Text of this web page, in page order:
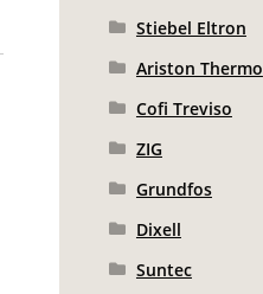
Stiebel Eltron
Ariston Thermo
Cofi Treviso
ZIG
Grundfos
Dixell
Suntec